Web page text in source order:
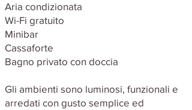
Aria condizionata
Wi-Fi gratuito
Minibar
Cassaforte
Bagno privato con doccia
Gli ambienti sono luminosi, funzionali e
arredati con gusto semplice ed